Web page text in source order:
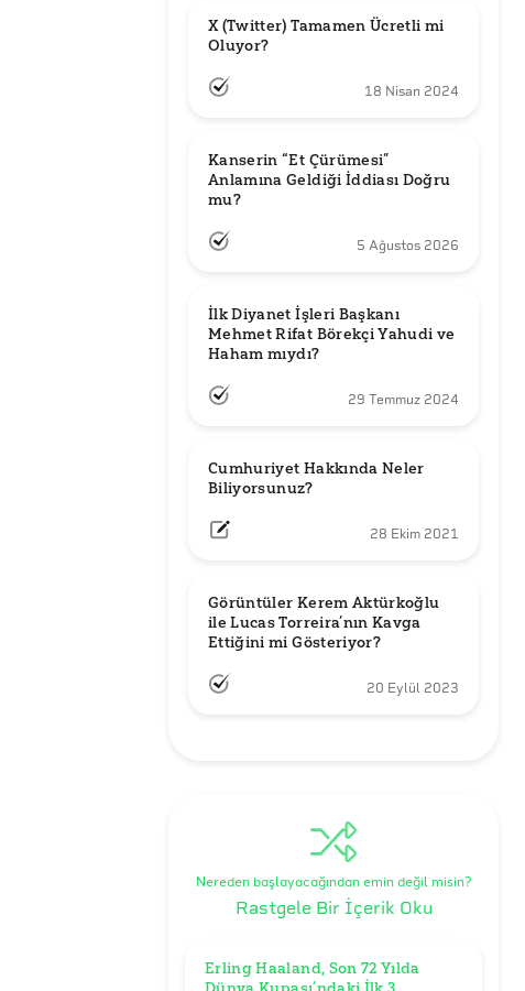
X (Twitter) Tamamen Ücretli mi
Oluyor?
18 Nisan 2024
Kanserin “Et Çürümesi”
Anlamına Geldiği İddiası Doğru
mu?
5 Ağustos 2026
İlk Diyanet İşleri Başkanı
Mehmet Rifat Börekçi Yahudi ve
Haham mıydı?
29 Temmuz 2024
Cumhuriyet Hakkında Neler
Biliyorsunuz?
28 Ekim 2021
Görüntüler Kerem Aktürkoğlu
ile Lucas Torreira’nın Kavga
Ettiğini mi Gösteriyor?
20 Eylül 2023
Nereden başlayacağından emin değil misin?
Rastgele Bir İçerik Oku
Erling Haaland, Son 72 Yılda